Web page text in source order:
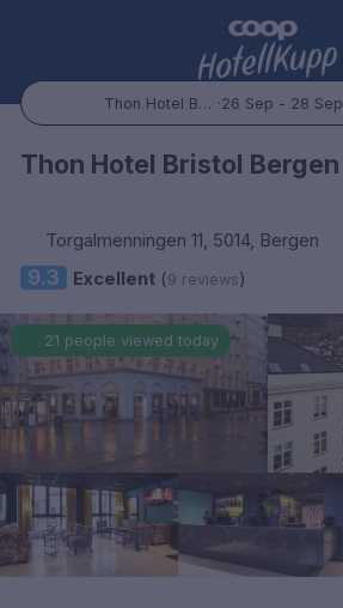
Thon Hotel Bristol Bergen ·26 Sep - 28 Sep
Popular Destinations:
Oslo
Bergen
Trondheim
Hele Sverige
Stockholm
Göteborg
Thon Hotel Bristol Bergen
Torgalmenningen 11, 5014, Bergen
9.3 Excellent(9 reviews)
21 people viewed today